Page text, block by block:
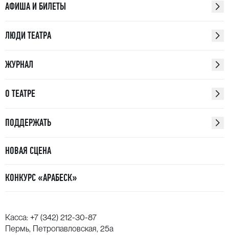
АФИША И БИЛЕТЫ
ЛЮДИ ТЕАТРА
ЖУРНАЛ
О ТЕАТРЕ
ПОДДЕРЖАТЬ
НОВАЯ СЦЕНА
КОНКУРС «АРАБЕСК»
Касса: +7 (342) 212-30-87
Пермь, Петропавловская, 25а